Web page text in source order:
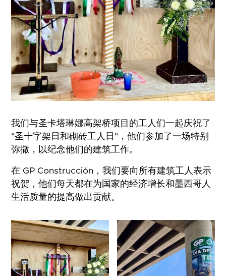
我们与圣卡塔琳娜高架桥项目的工人们一起庆祝了
"圣十字架日和砌砖工人日"，他们参加了一场特别
弥撒，以纪念他们的建筑工作。
在 GP Construcción，我们要向所有建筑工人表示
祝贺，他们每天都在为国家的经济增长和墨西哥人
生活质量的提高做出贡献。